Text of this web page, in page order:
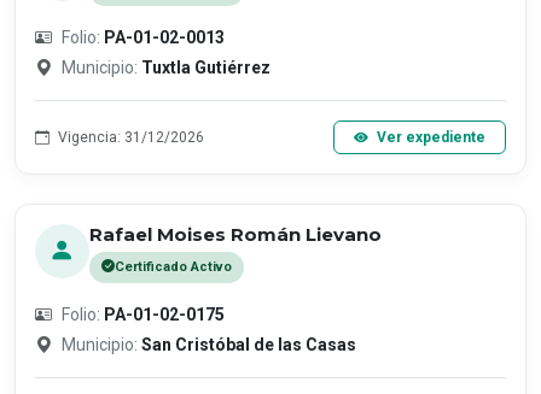
Folio: PA-01-02-0013
Municipio: Tuxtla Gutiérrez
Vigencia: 31/12/2026 Ver expediente
Rafael Moises Román Lievano
Certificado Activo
Folio: PA-01-02-0175
Municipio: San Cristóbal de las Casas